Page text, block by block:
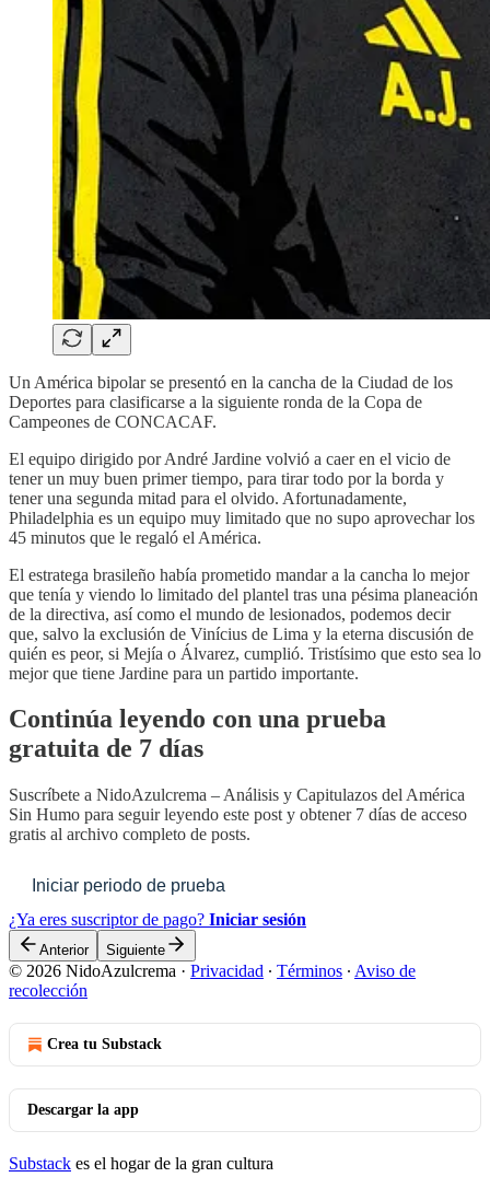
Un América bipolar se presentó en la cancha de la Ciudad de los
Deportes para clasificarse a la siguiente ronda de la Copa de
Campeones de CONCACAF.
El equipo dirigido por André Jardine volvió a caer en el vicio de
tener un muy buen primer tiempo, para tirar todo por la borda y
tener una segunda mitad para el olvido. Afortunadamente,
Philadelphia es un equipo muy limitado que no supo aprovechar los
45 minutos que le regaló el América.
El estratega brasileño había prometido mandar a la cancha lo mejor
que tenía y viendo lo limitado del plantel tras una pésima planeación
de la directiva, así como el mundo de lesionados, podemos decir
que, salvo la exclusión de Vinícius de Lima y la eterna discusión de
quién es peor, si Mejía o Álvarez, cumplió. Tristísimo que esto sea lo
mejor que tiene Jardine para un partido importante.
Continúa leyendo con una prueba
gratuita de 7 días
Suscríbete a NidoAzulcrema – Análisis y Capitulazos del América
Sin Humo para seguir leyendo este post y obtener 7 días de acceso
gratis al archivo completo de posts.
Iniciar periodo de prueba
¿Ya eres suscriptor de pago? Iniciar sesión
Anterior Siguiente
© 2026 NidoAzulcrema · Privacidad ∙ Términos ∙ Aviso de
recolección
Crea tu Substack
Descargar la app
Substack es el hogar de la gran cultura